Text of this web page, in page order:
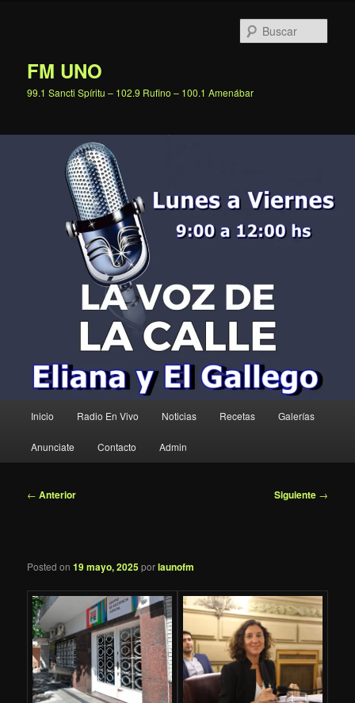
FM UNO
99.1 Sancti Spíritu – 102.9 Rufino – 100.1 Amenábar
principal
Inicio Radio En Vivo Noticias Recetas Galerías
Anunciate Contacto Admin
Navegación
← Anterior Siguiente →
Posted on19 mayo, 2025porlaunofm